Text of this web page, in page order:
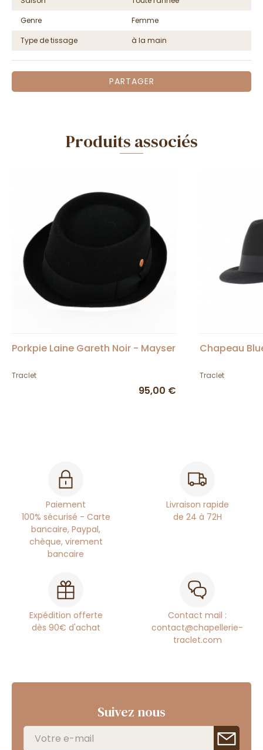
Genre
Femme
Type de tissage
à la main
PARTAGER
Produits associés
Porkpie Laine Gareth Noir - Mayser
Traclet
95,00 €
Chapeau
Traclet
Paiement
100% sécurisé - Carte
bancaire, Paypal,
chèque, virement
bancaire
Livraison rapide
de 24 à 72H
Expédition offerte
dès 90€ d'achat
Contact mail :
contact@chapellerie-
traclet.com
Suivez nous